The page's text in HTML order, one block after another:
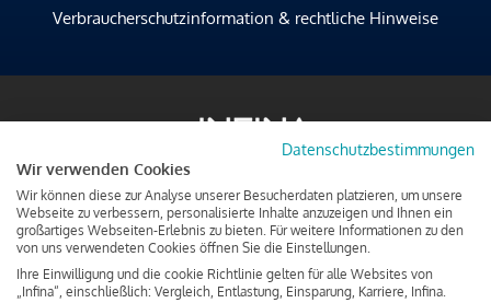
Verbraucherschutzinformation & rechtliche Hinweise
Datenschutzbestimmungen
Wir verwenden Cookies
Wir können diese zur Analyse unserer Besucherdaten platzieren, um unsere
Webseite zu verbessern, personalisierte Inhalte anzuzeigen und Ihnen ein
großartiges Webseiten-Erlebnis zu bieten. Für weitere Informationen zu den
von uns verwendeten Cookies öffnen Sie die Einstellungen.
Ihre Einwilligung und die cookie Richtlinie gelten für alle Websites von
„Infina“, einschließlich: Vergleich, Entlastung, Einsparung, Karriere, Infina.